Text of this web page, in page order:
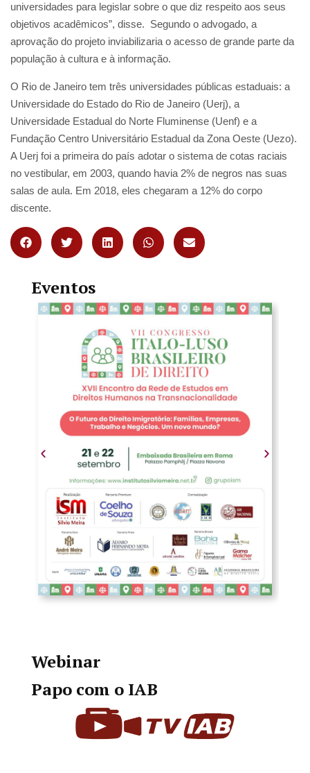
universidades para legislar sobre o que diz respeito aos seus
objetivos acadêmicos”, disse. Segundo o advogado, a
aprovação do projeto inviabilizaria o acesso de grande parte da
população à cultura e à informação.
O Rio de Janeiro tem três universidades públicas estaduais: a
Universidade do Estado do Rio de Janeiro (Uerj), a
Universidade Estadual do Norte Fluminense (Uenf) e a
Fundação Centro Universitário Estadual da Zona Oeste (Uezo).
A Uerj foi a primeira do país adotar o sistema de cotas raciais
no vestibular, em 2003, quando havia 2% de negros nas suas
salas de aula. Em 2018, eles chegaram a 12% do corpo
discente.
Eventos
Webinar
Papo com o IAB